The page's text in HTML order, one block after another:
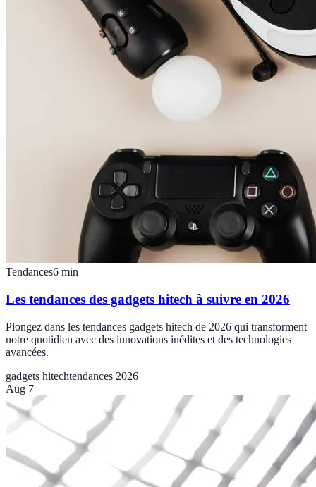
Tendances6 min
Les tendances des gadgets hitech à suivre en 2026
Plongez dans les tendances gadgets hitech de 2026 qui transforment
notre quotidien avec des innovations inédites et des technologies
avancées.
gadgets hitechtendances 2026
Aug 7